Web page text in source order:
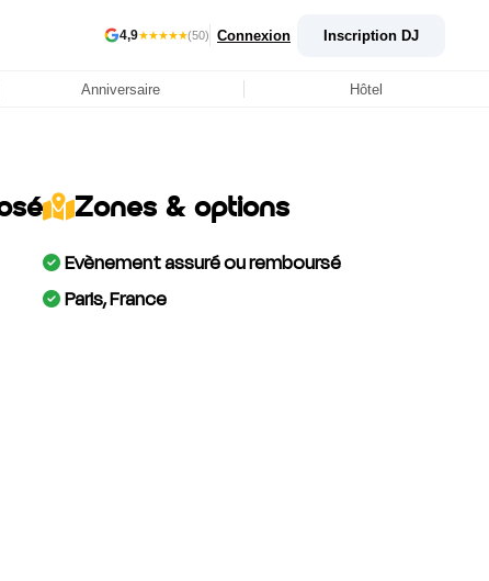
4,9★★★★★(50) Connexion Inscription DJ
Anniversaire Hôtel
Zones & options
Evènement assuré ou remboursé
Paris, France